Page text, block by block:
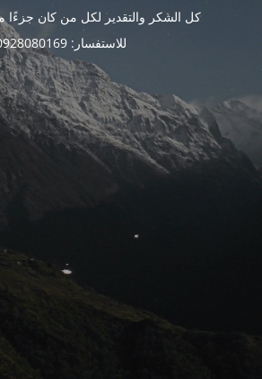
كل الشكر والتقدير لكل من كان جزءًا
للاستفسار: 0928080169